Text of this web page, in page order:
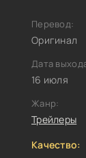
Перевод:
Оригинал
Дата
16 июля
Жанр:
Трейлеры
Качество: